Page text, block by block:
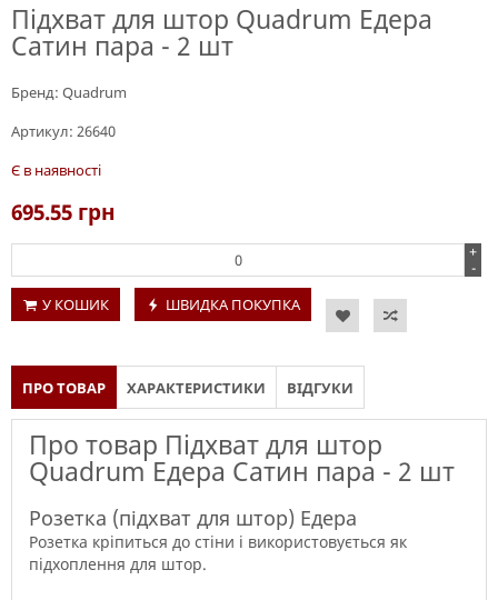
Підхват для штор Quadrum Едера
Сатин пара - 2 шт
Бренд: Quadrum
Артикул: 26640
Є в наявності
695.55 грн
+
-
У КОШИК
ШВИДКА ПОКУПКА
ПРО ТОВАР ХАРАКТЕРИСТИКИ ВІДГУКИ
Про товар Підхват для штор
Quadrum Едера Сатин пара - 2 шт
Розетка (підхват для штор) Едера
Розетка кріпиться до стіни і використовується як
підхоплення для штор.